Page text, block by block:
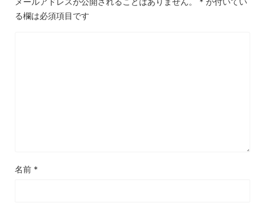
る欄は必須項目です
名前 *